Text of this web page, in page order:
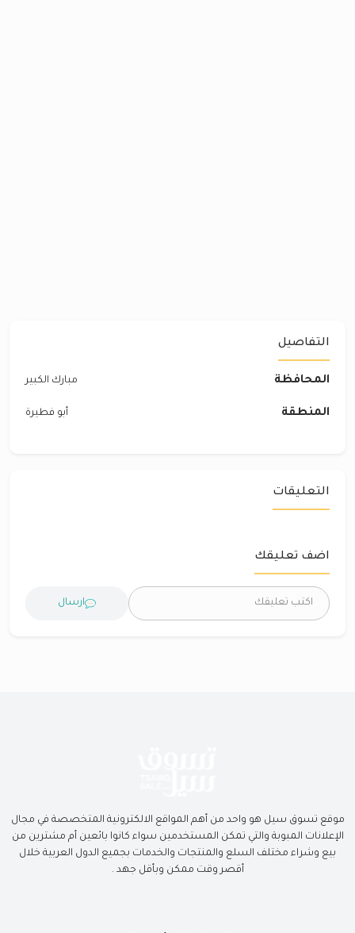
التفاصيل
المحافظة مبارك الكبير
المنطقة أبو فطيرة
التعليقات
اضف تعليقك
ارسال
موقع تسوق سيل هو واحد من أهم المواقع الالكترونية المتخصصة في مجال
الإعلانات المبوبة والتي تمكن المستخدمين سواء كانوا بائعين أم مشترين من
بيع وشراء مختلف السلع والمنتجات والخدمات بجميع الدول العربية خلال
أقصر وقت ممكن وبأقل جهد .